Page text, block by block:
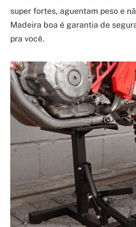
super fortes, aguentam peso e
Madeira boa é garantia de
pra você.